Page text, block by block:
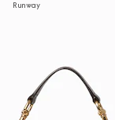
Runway